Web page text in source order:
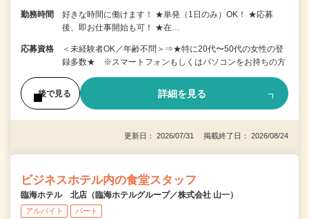
勤務時間
好きな時間に働けます！ ★単発（1日のみ）OK！ ★応募
後、即お仕事開始も可！ ★在…
応募資格
＜未経験者OK／年齢不問＞⇒★特に20代〜50代の女性の登
録多数★ ※スマートフォンもしくはパソコンをお持ちの方
後で見る 詳細を見る
更新日： 2026/07/31 掲載終了日： 2026/08/24
ビジネスホテル内の食堂スタッフ
臨海ホテル 北店（臨海ホテルグループ／株式会社 山一）
アルバイト パート